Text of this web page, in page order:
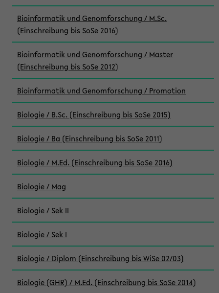
Bioinformatik und Genomforschung / M.Sc.
(Einschreibung bis SoSe 2016)
Bioinformatik und Genomforschung / Master
(Einschreibung bis SoSe 2012)
Bioinformatik und Genomforschung / Promotion
Biologie / B.Sc. (Einschreibung bis SoSe 2015)
Biologie / Ba (Einschreibung bis SoSe 2011)
Biologie / M.Ed. (Einschreibung bis SoSe 2016)
Biologie / Mag
Biologie / Sek II
Biologie / Sek I
Biologie / Diplom (Einschreibung bis WiSe 02/03)
Biologie (GHR) / M.Ed. (Einschreibung bis SoSe 2014)